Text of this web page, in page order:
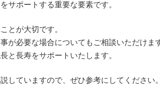
サポートする重要な要素です。
とが大切です。
が必要な場合についてもご相談いただけま
と長寿をサポートいたします。
していますので、ぜひ参考にしてください。